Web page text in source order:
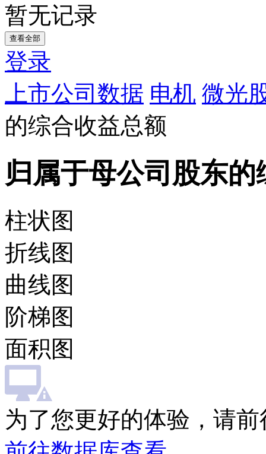
暂无记录
查看全部
登录
上市公司数据 电机 微光
的综合收益总额
归属于母公司股东
柱状图
折线图
曲线图
阶梯图
面积图
为了您更好的体验，请